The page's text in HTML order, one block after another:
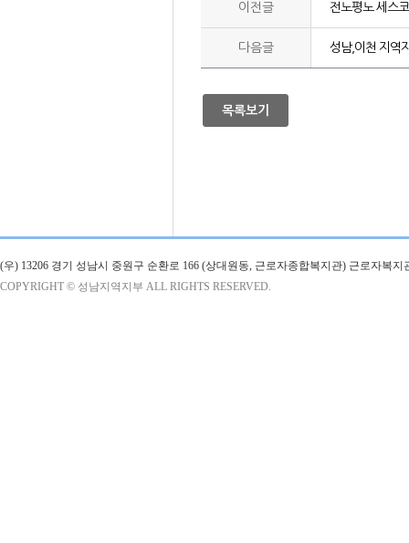
이전글 전노평노 세스
다음글 성남,이천 지역
목록보기
(우) 13206 경기 성남시 중원구 순환로 166 (상대원동, 근로자종합복지관) 근로자복지
COPYRIGHT © 성남지역지부 ALL RIGHTS RESERVED.